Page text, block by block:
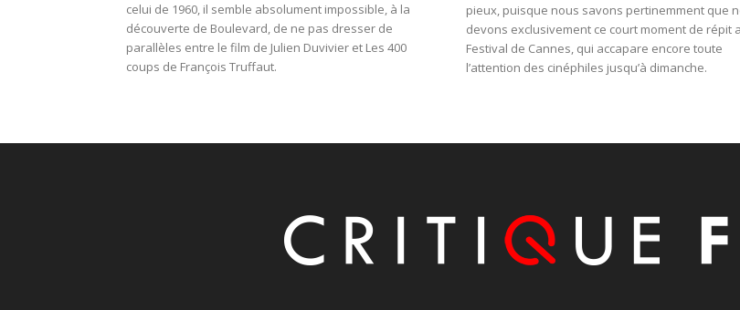
celui de 1960, il semble absolument impossible, à la
découverte de Boulevard, de ne pas dresser de
parallèles entre le film de Julien Duvivier et Les 400
coups de François Truffaut.
pieux, puisque nous savons pertinemment que
devons exclusivement ce court moment de répit
Festival de Cannes, qui accapare encore toute
l’attention des cinéphiles jusqu’à dimanche.